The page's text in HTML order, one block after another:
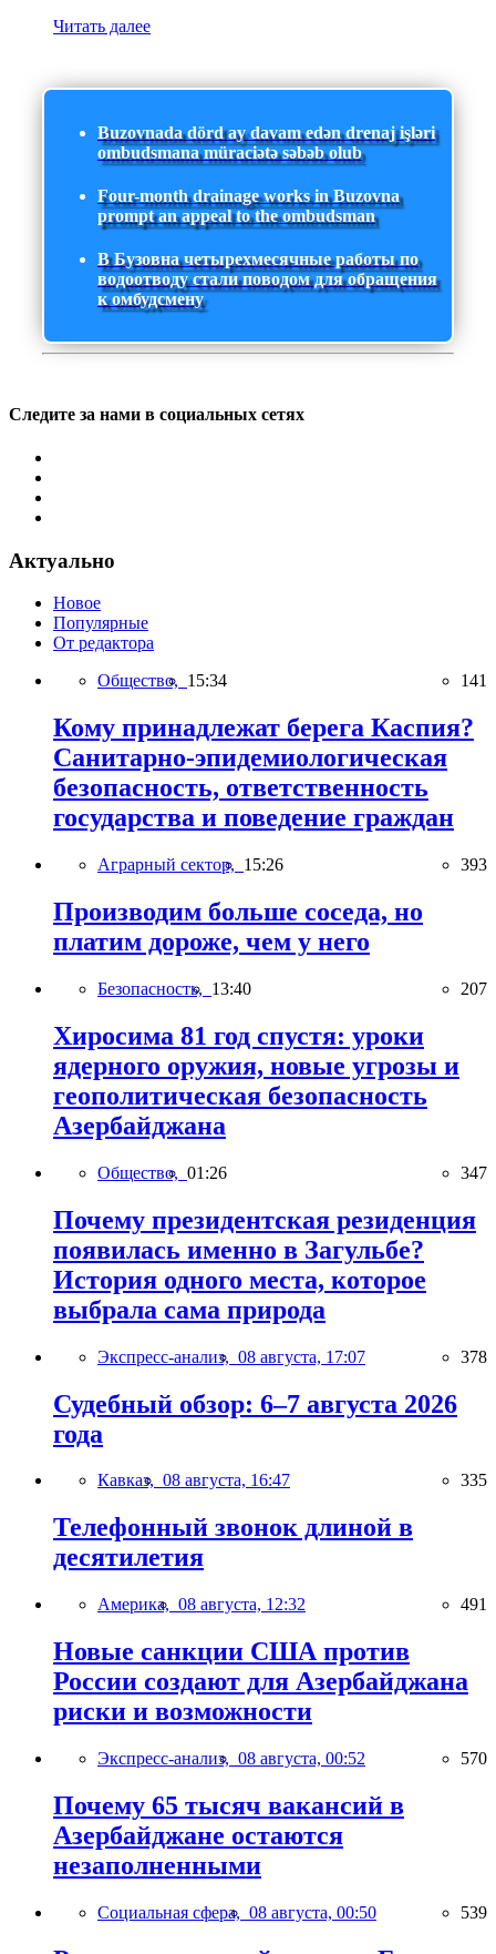
Читать далее
Buzovnada dörd ay davam edən drenaj işləri
ombudsmana müraciətə səbəb olub
Four-month drainage works in Buzovna
prompt an appeal to the ombudsman
В Бузовна четырехмесячные работы по
водоотводу стали поводом для обращения
к омбудсмену
Следите за нами в социальных сетях
Актуально
Новое
Популярные
От редактора
Общество, 15:34 141
Кому принадлежат берега Каспия?
Санитарно-эпидемиологическая
безопасность, ответственность
государства и поведение граждан
Аграрный сектор, 15:26 393
Производим больше соседа, но
платим дороже, чем у него
Безопасность, 13:40 207
Хиросима 81 год спустя: уроки
ядерного оружия, новые угрозы и
геополитическая безопасность
Азербайджана
Общество, 01:26 347
Почему президентская резиденция
появилась именно в Загульбе?
История одного места, которое
выбрала сама природа
Экспресс-анализ, 08 августа, 17:07 378
Судебный обзор: 6–7 августа 2026
года
Кавказ, 08 августа, 16:47 335
Телефонный звонок длиной в
десятилетия
Америка, 08 августа, 12:32 491
Новые санкции США против
России создают для Азербайджана
риски и возможности
Экспресс-анализ, 08 августа, 00:52 570
Почему 65 тысяч вакансий в
Азербайджане остаются
незаполненными
Социальная сфера, 08 августа, 00:50 539